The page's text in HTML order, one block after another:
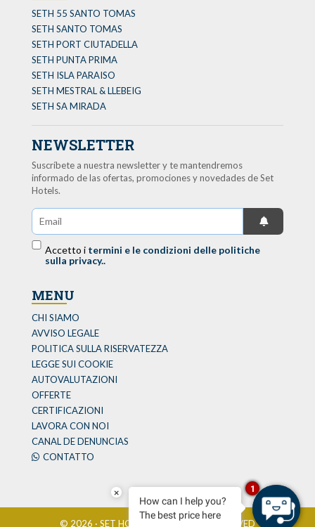
SETH 55 SANTO TOMAS
SETH SANTO TOMAS
SETH PORT CIUTADELLA
SETH PUNTA PRIMA
SETH ISLA PARAISO
SETH MESTRAL & LLEBEIG
SETH SA MIRADA
NEWSLETTER
Suscríbete a nuestra newsletter y te mantendremos
informado de las ofertas, promociones y novedades de Set
Hotels.
Accetto i termini e le condizioni delle politiche
sulla privacy..
MENU
CHI SIAMO
AVVISO LEGALE
POLITICA SULLA RISERVATEZZA
LEGGE SUI COOKIE
AUTOVALUTAZIONI
OFFERTE
CERTIFICAZIONI
LAVORA CON NOI
CANAL DE DENUNCIAS
CONTATTO
© 2026 · SET HOTELS · ALL RIGHTS RESERVED
×
How can I help you?
The best price here
1